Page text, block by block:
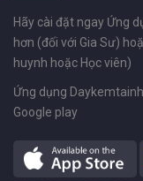
Hãy cài đặt ngay Ứng
hơn (đối với Gia Sư)
huynh hoặc Học viên)
Ứng dụng
Google play